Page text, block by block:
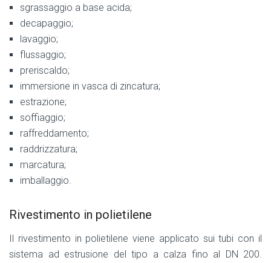
sgrassaggio a base acida;
decapaggio;
lavaggio;
flussaggio;
preriscaldo;
immersione in vasca di zincatura;
estrazione;
soffiaggio;
raffreddamento;
raddrizzatura;
marcatura;
imballaggio.
Rivestimento in polietilene
Il rivestimento in polietilene viene applicato sui tubi con il
sistema ad estrusione del tipo a calza fino al DN 200.